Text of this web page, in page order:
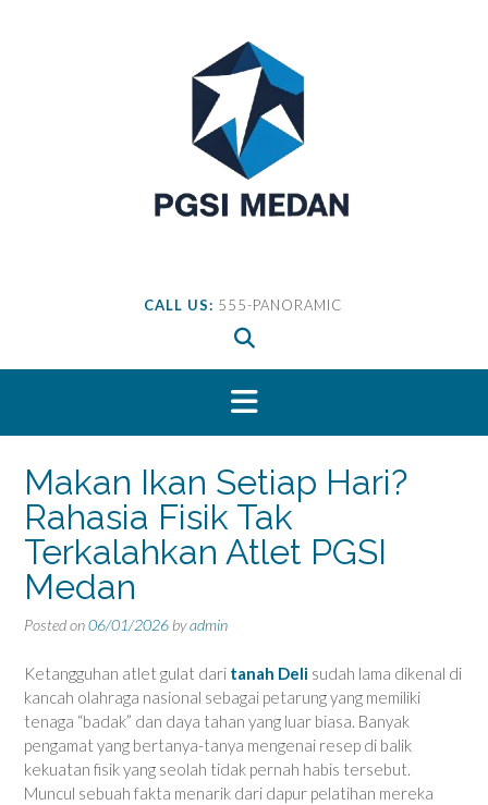
CALL US: 555-PANORAMIC
Makan Ikan Setiap Hari?
Rahasia Fisik Tak
Terkalahkan Atlet PGSI
Medan
Posted on06/01/2026 byadmin
Ketangguhan atlet gulat dari tanah Deli sudah lama dikenal di
kancah olahraga nasional sebagai petarung yang memiliki
tenaga “badak” dan daya tahan yang luar biasa. Banyak
pengamat yang bertanya-tanya mengenai resep di balik
kekuatan fisik yang seolah tidak pernah habis tersebut.
Muncul sebuah fakta menarik dari dapur pelatihan mereka